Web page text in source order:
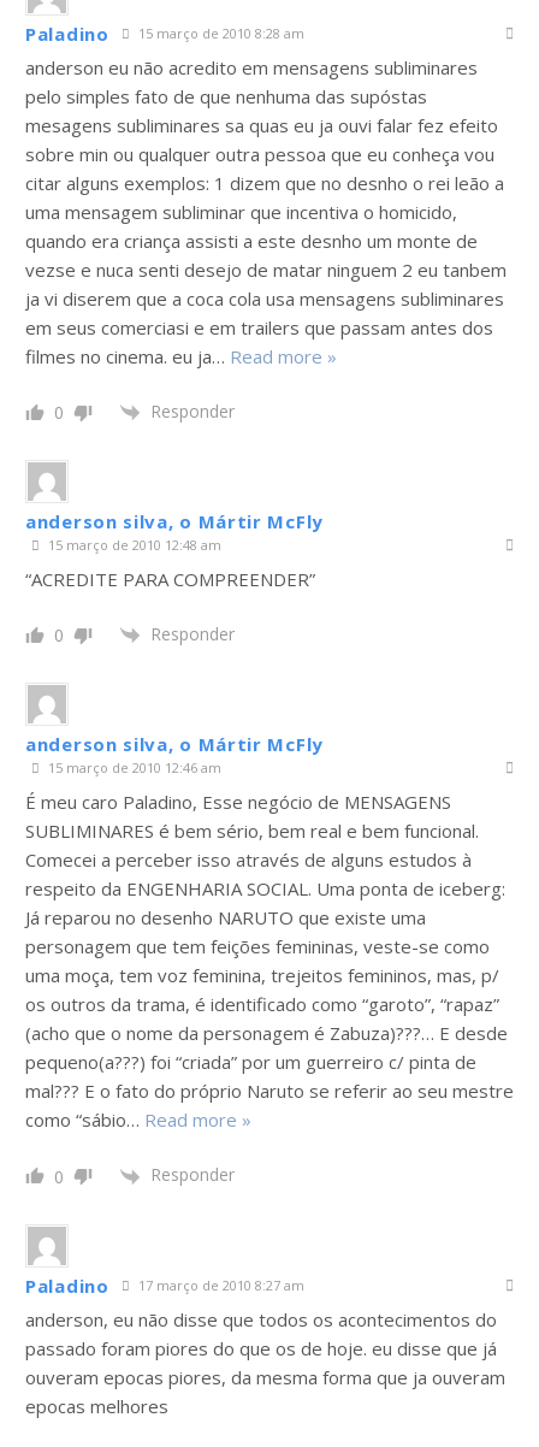
Paladino 15 março de 2010 8:28 am
anderson eu não acredito em mensagens subliminares
pelo simples fato de que nenhuma das supóstas
mesagens subliminares sa quas eu ja ouvi falar fez efeito
sobre min ou qualquer outra pessoa que eu conheça vou
citar alguns exemplos: 1 dizem que no desnho o rei leão a
uma mensagem subliminar que incentiva o homicido,
quando era criança assisti a este desnho um monte de
vezse e nuca senti desejo de matar ninguem 2 eu tanbem
ja vi diserem que a coca cola usa mensagens subliminares
em seus comerciasi e em trailers que passam antes dos
filmes no cinema. eu ja… Read more »
0 Responder
anderson silva, o Mártir McFly
15 março de 2010 12:48 am
“ACREDITE PARA COMPREENDER”
0 Responder
anderson silva, o Mártir McFly
15 março de 2010 12:46 am
É meu caro Paladino, Esse negócio de MENSAGENS
SUBLIMINARES é bem sério, bem real e bem funcional.
Comecei a perceber isso através de alguns estudos à
respeito da ENGENHARIA SOCIAL. Uma ponta de iceberg:
Já reparou no desenho NARUTO que existe uma
personagem que tem feições femininas, veste-se como
uma moça, tem voz feminina, trejeitos femininos, mas, p/
os outros da trama, é identificado como “garoto”, “rapaz”
(acho que o nome da personagem é Zabuza)???… E desde
pequeno(a???) foi “criada” por um guerreiro c/ pinta de
mal??? E o fato do próprio Naruto se referir ao seu mestre
como “sábio… Read more »
0 Responder
Paladino 17 março de 2010 8:27 am
anderson, eu não disse que todos os acontecimentos do
passado foram piores do que os de hoje. eu disse que já
ouveram epocas piores, da mesma forma que ja ouveram
epocas melhores